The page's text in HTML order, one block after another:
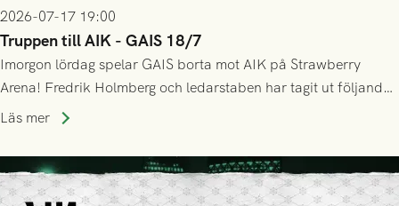
2026-07-17 19:00
Truppen till AIK - GAIS 18/7
Imorgon lördag spelar GAIS borta mot AIK på Strawberry
Arena! Fredrik Holmberg och ledarstaben har tagit ut följande
trupp till matchen:
Läs mer